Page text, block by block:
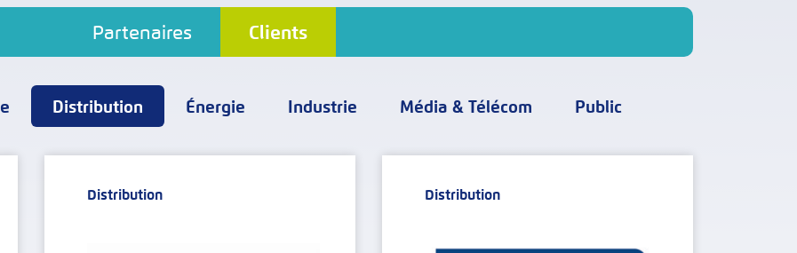
Partenaires Clients
Distribution Énergie Industrie Média & Télécom Public
Distribution Distribution